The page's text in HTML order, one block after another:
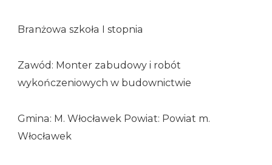
Branżowa szkoła I stopnia
Zawód: Monter zabudowy i robót
wykończeniowych w budownictwie
Gmina: M. Włocławek Powiat: Powiat m.
Włocławek